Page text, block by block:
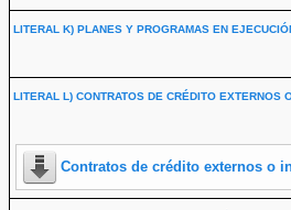
LITERAL K) PLANES Y PROGRAMAS EN
LITERAL L) CONTRATOS DE CRÉDITO EXTERNOS
Contratos de crédito externos o